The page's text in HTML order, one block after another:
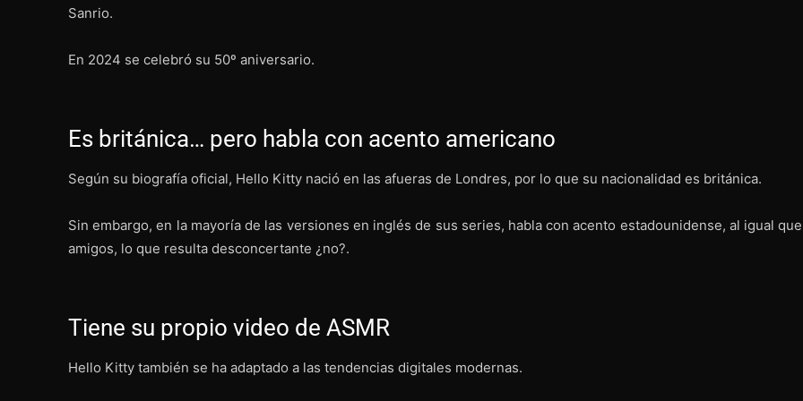
Sanrio.
En 2024 se celebró su 50º aniversario.
Es británica… pero habla con acento americano
Según su biografía oficial, Hello Kitty nació en las afueras de Londres, por lo que su nacionalidad es británica.
Sin embargo, en la mayoría de las versiones en inglés de sus series, habla con acento estadounidense, al igual
amigos, lo que resulta desconcertante ¿no?.
Tiene su propio video de ASMR
Hello Kitty también se ha adaptado a las tendencias digitales modernas.